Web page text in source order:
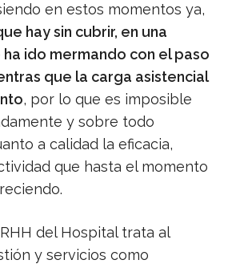
en estos momentos ya,
hay sin cubrir, en una
ido mermando con el paso
que la carga asistencial
, por lo que es imposible
y sobre todo
a calidad la eficacia,
que hasta el momento
del Hospital trata al
y servicios como